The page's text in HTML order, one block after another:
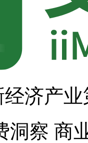
济产
洞察 商